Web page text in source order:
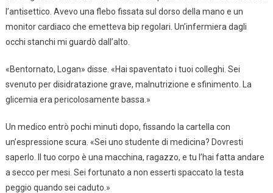
l’antisettico. Avevo una flebo fissata sul dorso della mano e un
monitor cardiaco che emetteva bip regolari. Un’infermiera dagli
occhi stanchi mi guardò dall’alto.
«Bentornato, Logan» disse. «Hai spaventato i tuoi colleghi. Sei
svenuto per disidratazione grave, malnutrizione e sfinimento. La
glicemia era pericolosamente bassa.»
Un medico entrò pochi minuti dopo, fissando la cartella con
un’espressione scura. «Sei uno studente di medicina? Dovresti
saperlo. Il tuo corpo è una macchina, ragazzo, e tu l’hai fatta andare
a secco per mesi. Sei fortunato a non esserti spaccato la testa
peggio quando sei caduto.»